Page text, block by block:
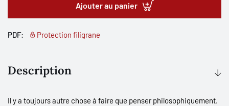
Ajouter au panier
PDF: Protection filigrane
Description
Il y a toujours autre chose à faire que penser philosophiquement.